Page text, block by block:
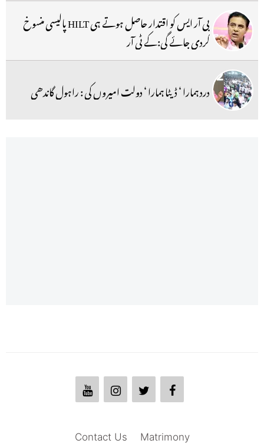
بی آر ایس کو اقتدار حاصل ہوتے ہی HILT پالیسی منسوخ
کردی جائے گی:کے ٹی آر
درد ہمارا ‘ ڈیٹا ہمارا ‘ دولت امیروں کی : راہول گاندھی
Matrimony
Contact Us